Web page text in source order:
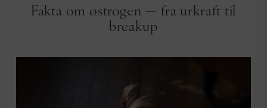
Fakta om østrogen — fra urkraft til
breakup